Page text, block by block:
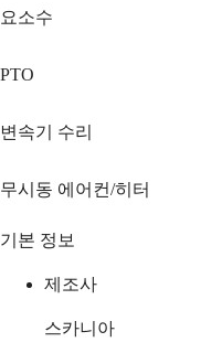
요소수
PTO
변속기 수리
무시동 에어컨/히터
기본 정보
제조사
스카니아